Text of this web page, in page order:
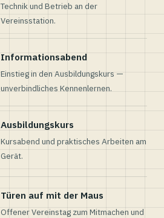
Technik und Betrieb an der
Vereinsstation.
Informationsabend
Einstieg in den Ausbildungskurs —
unverbindliches Kennenlernen.
Ausbildungskurs
Kursabend und praktisches Arbeiten am
Gerät.
Türen auf mit der Maus
Offener Vereinstag zum Mitmachen und